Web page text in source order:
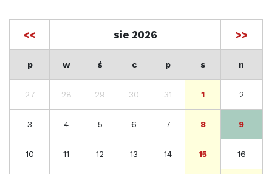
<< sie 2026 >>
p w ś c p s n
27 28 29 30 31 1 2
3 4 5 6 7 8 9
10 11 12 13 14 15 16